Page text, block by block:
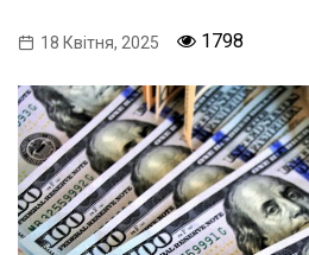
18 Квітня, 2025 1798